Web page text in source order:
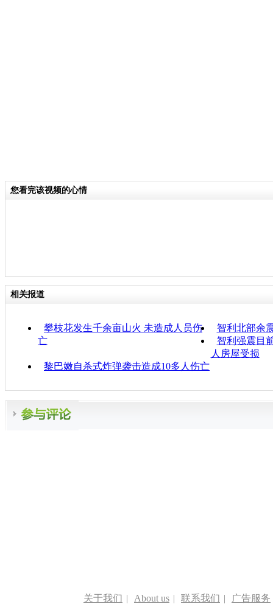
您看完该视频的心情
相关报道
攀枝花发生千余亩山火 未造成人员伤
亡
智利北部余
智利强震目
人房屋受损
黎巴嫩自杀式炸弹袭击造成10多人伤亡
关于我们 | About us | 联系我们 | 广告服务